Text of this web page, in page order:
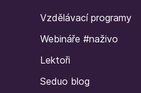
Vzdělávací programy
Webináře #naživo
Lektoři
Seduo blog